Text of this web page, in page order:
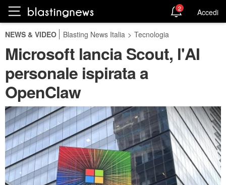
2 Accedi
NEWS & VIDEO Blasting News Italia > Tecnologia
Microsoft lancia Scout, l'AI
personale ispirata a
OpenClaw